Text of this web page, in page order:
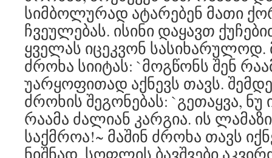
სიმბოლურად ატარებენ მათი
ჩვეულებას. ისინი დაყავთ
ყველას იცეკვონ სასიხარულოდ.
ძროხა სიიტას: `მოგწონს შენ
უარყოფითად აქნევს თავს.
ძროხის შეგონებას: `გეთაყვა, ნუ
რაამა ძალიან კარგია. ის
საქმროა!~ მაშინ ძროხა თავს
ნიშნად. სოფლის ბავშვები